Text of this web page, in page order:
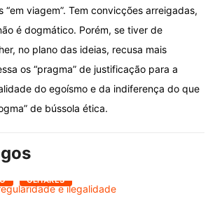
“em viagem”. Tem convicções arreigadas,
é dogmático. Porém, se tiver de
no plano das ideias, recusa mais
os “pragma” de justificação para a
do egoísmo e da indiferença do que
de bússola ética.
OLHARES